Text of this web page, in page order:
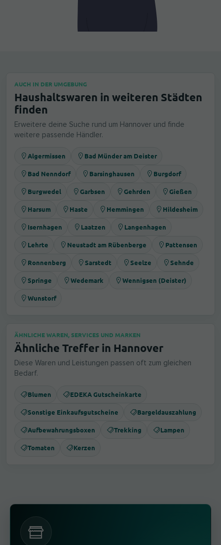
AUCH IN DER UMGEBUNG
Haushaltswaren in weiteren Städten
finden
Erweitere deine Suche rund um Hannover und finde
weitere passende Händler.
Algermissen Bad Münder am Deister
Bad Nenndorf Barsinghausen Burgdorf
Burgwedel Garbsen Gehrden Gießen
Harsum Haste Hemmingen Hildesheim
Isernhagen Laatzen Langenhagen
Lehrte Neustadt am Rübenberge Pattensen
Ronnenberg Sarstedt Seelze Sehnde
Springe Wedemark Wennigsen (Deister)
Wunstorf
ÄHNLICHE WAREN, SERVICES UND MARKEN
Ähnliche Treffer in Hannover
Diese Waren und Leistungen passen oft zum gleichen
Bedarf.
Blumen EDEKA Gutscheinkarte
Sonstige Einkaufsgutscheine Bargeldauszahlung
Aufbewahrungsboxen Trekking Lampen
Tomaten Kerzen